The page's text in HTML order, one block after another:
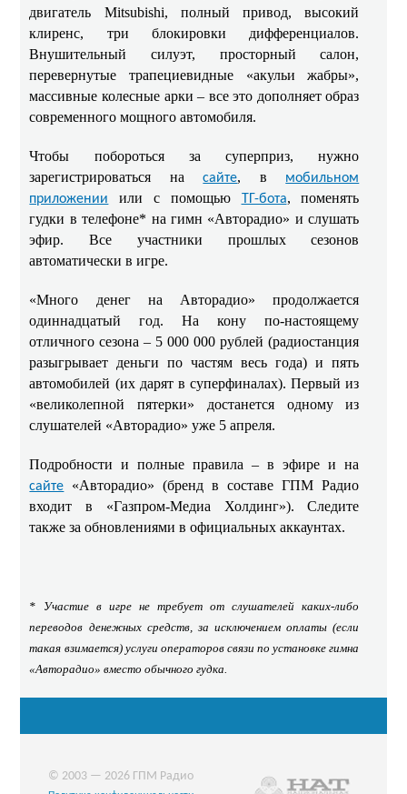
двигатель Mitsubishi, полный привод, высокий
клиренс, три блокировки дифференциалов.
Внушительный силуэт, просторный салон,
перевернутые трапециевидные «акульи жабры»,
массивные колесные арки – все это дополняет образ
современного мощного автомобиля.
Чтобы побороться за суперприз, нужно
зарегистрироваться насайте, в мобильном
приложении
или с помощью ТГ-бота, поменять
гудки в телефоне* на гимн «Авторадио» и слушать
эфир. Все участники прошлых сезонов
автоматически в игре.
«Много денег на Авторадио» продолжается
одиннадцатый год. На кону по-настоящему
отличного сезона – 5 000 000 рублей (радиостанция
разыгрывает деньги по частям весь года) и пять
автомобилей (их дарят в суперфиналах). Первый из
«великолепной пятерки» достанется одному из
слушателей «Авторадио» уже 5 апреля.
Подробности и полные правила – в эфире и на
сайте «Авторадио» (бренд в составе ГПМ Радио
входит в «Газпром-Медиа Холдинг»). Следите
также за обновлениями в официальных аккаунтах.
* Участие в игре не требует от слушателей каких-либо
переводов денежных средств, за исключением оплаты (если
такая взимается) услуги операторов связи по установке гимна
«Авторадио» вместо обычного гудка.
© 2003 — 2026 ГПМ Радио